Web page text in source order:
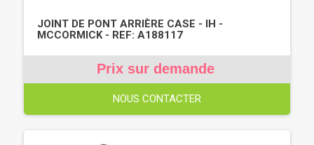
JOINT DE PONT ARRIÈRE CASE - IH -
MCCORMICK - REF: A188117
Prix sur demande
NOUS CONTACTER